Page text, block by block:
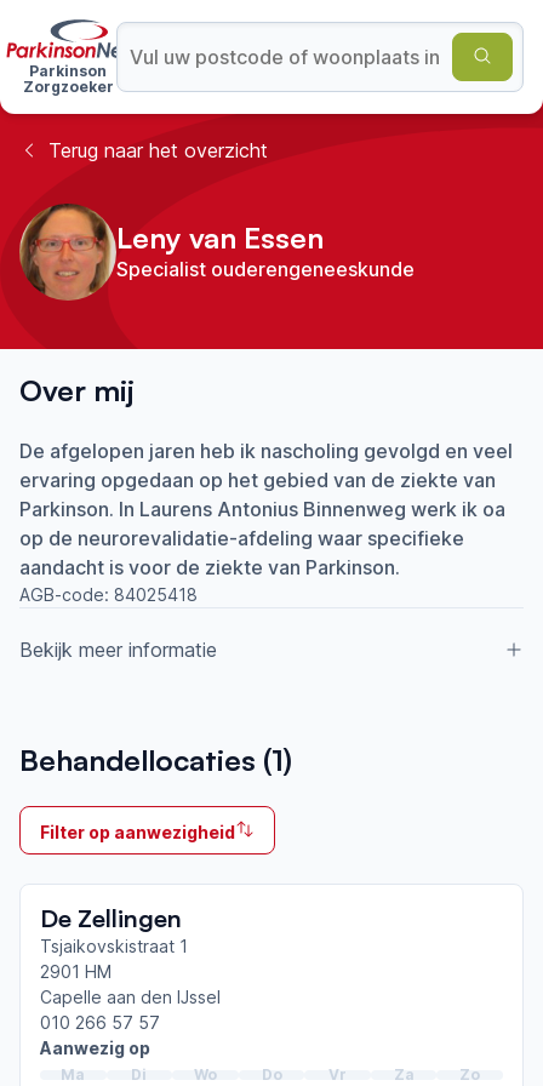
Parkinson
Zorgzoeker
Terug naar het overzicht
Leny van Essen
Specialist ouderengeneeskunde
Over mij
De afgelopen jaren heb ik nascholing gevolgd en veel
ervaring opgedaan op het gebied van de ziekte van
Parkinson. In Laurens Antonius Binnenweg werk ik oa
op de neurorevalidatie-afdeling waar specifieke
aandacht is voor de ziekte van Parkinson.
AGB-code: 84025418
Bekijk meer informatie
2012
Ik behandel
Op locatie
netwerk
Rotterdam Noord
Afgeronde ParkinsonNet-scholingen
ParkinsonNet congres 2026
ParkinsonNet congres 2023
Behandellocaties (1)
Filter op aanwezigheid
De Zellingen
Tsjaikovskistraat 1
2901 HM
Capelle aan den IJssel
010 266 57 57
Aanwezig op
Ma Di Wo Do Vr Za Zo